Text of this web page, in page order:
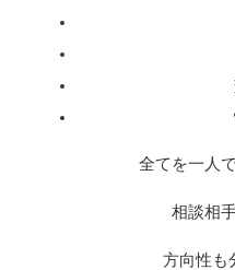
全てを一人
相談相
方向性も